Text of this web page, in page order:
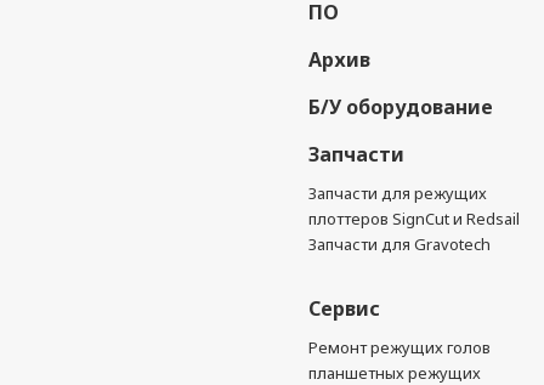
ПО
Архив
Б/У оборудование
Запчасти
Запчасти для режущих
плоттеров SignCut и Redsail
Запчасти для Gravotech
Сервис
Ремонт режущих голов
планшетных режущих